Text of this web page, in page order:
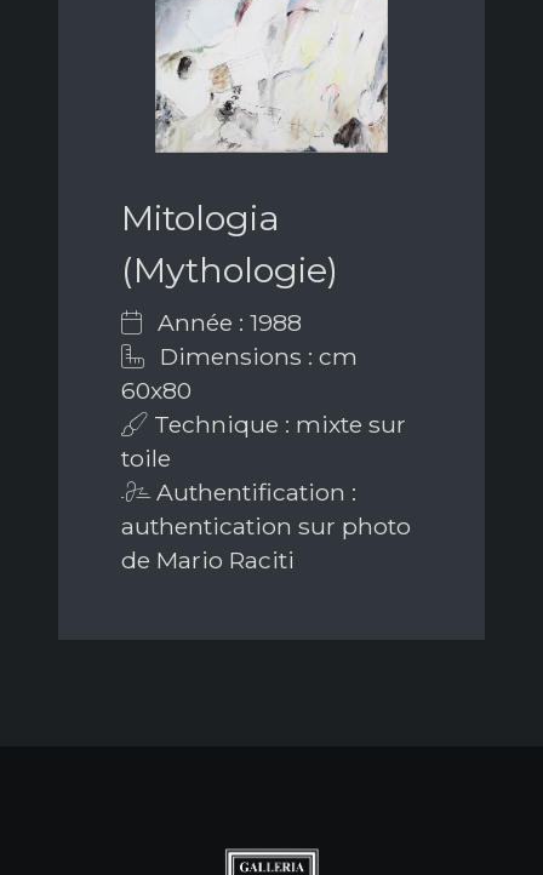
Mitologia
(Mythologie)
Année : 1988
Dimensions : cm
60x80
Technique : mixte sur
toile
Authentification :
authentication sur photo
de Mario Raciti